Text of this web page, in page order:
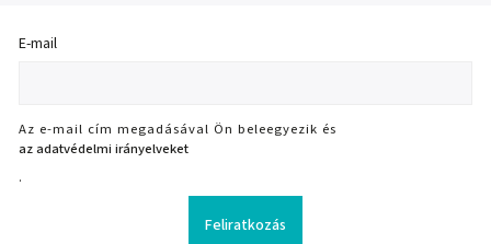
E-mail
Az e-mail cím megadásával Ön beleegyezik és
az adatvédelmi irányelveket
.
Feliratkozás